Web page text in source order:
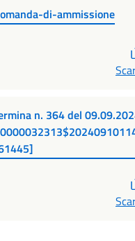
di-ammissione
n. 364 del